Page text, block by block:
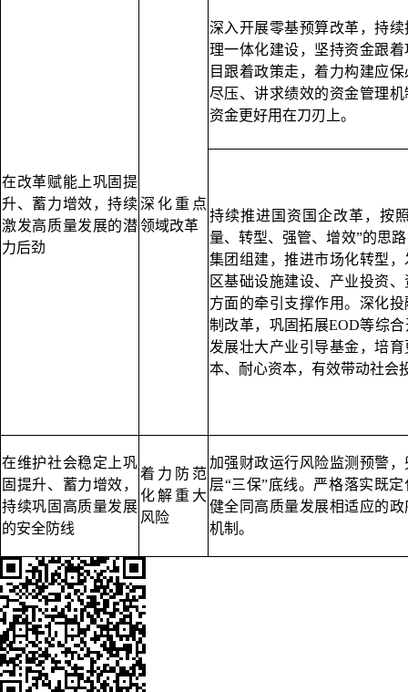
在改革赋能上巩固提
升、蓄力增效，持续
激发高质量发展的潜
力后劲
深化重点
领域改革
深入开展零基预算改革，持
理一体化建设，坚持资金跟
目跟着政策走，着力构建应
尽压、讲求绩效的资金管理
资金更好用在刀刃上。
持续推进国资国企改革，按
量、转型、强管、增效”的思
集团组建，推进市场化转型
区基础设施建设、产业投资
方面的牵引支撑作用。深化
制改革，巩固拓展EOD等综
发展壮大产业引导基金，培
本、耐心资本，有效带动社会
在维护社会稳定上巩
固提升、蓄力增效，
持续巩固高质量发展
的安全防线
着力防范
化解重大
风险
加强财政运行风险监测预警
层“三保”底线。严格落实既
健全同高质量发展相适应的
机制。